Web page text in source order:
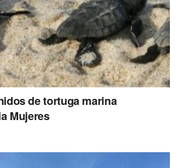
de tortuga marina
Mujeres